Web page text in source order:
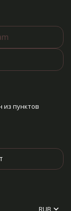
из пунктов
RUB